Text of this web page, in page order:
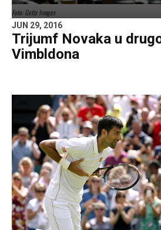
Foto: Getty Images
JUN 29, 2016
Trijumf Novaka u
Vimbldona